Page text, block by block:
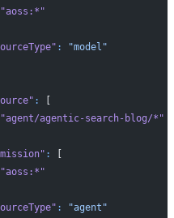
:
"model"
:
[
agentic-search-blog/*"
:
[
:
"agent"